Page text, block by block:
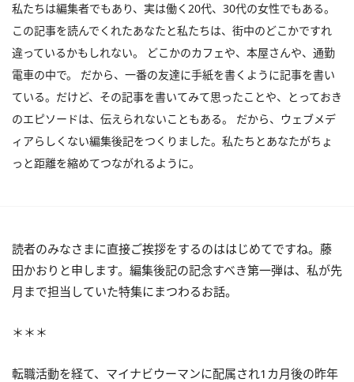
私たちは編集者でもあり、実は働く20代、30代の女性でもある。
この記事を読んでくれたあなたと私たちは、街中のどこかですれ
違っているかもしれない。 どこかのカフェや、本屋さんや、通勤
電車の中で。 だから、一番の友達に手紙を書くように記事を書い
ている。だけど、その記事を書いてみて思ったことや、とっておき
のエピソードは、伝えられないこともある。 だから、ウェブメデ
ィアらしくない編集後記をつくりました。私たちとあなたがちょ
っと距離を縮めてつながれるように。
読者のみなさまに直接ご挨拶をするのははじめてですね。藤
田かおりと申します。編集後記の記念すべき第一弾は、私が先
月まで担当していた特集にまつわるお話。
＊＊＊
転職活動を経て、マイナビウーマンに配属され1カ月後の昨年